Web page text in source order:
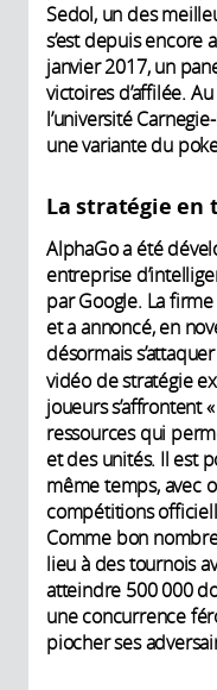
Sedol, un des
s’est depuis encore
janvier 2017, un
victoires d’affilée.
l’université
une variante du
La stratégie en
AlphaGo a été
entreprise
par Google. La
et a annoncé, en
désormais
vidéo de stratégie
joueurs s’affrontent
ressources qui
et des unités. Il est
même temps, avec
compétitions
Comme bon
lieu à des tournois
atteindre 500 000
une concurrence
piocher ses